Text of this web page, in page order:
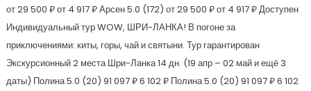
от 29 500 ₽от 4 917 ₽Арсен 5.0 (172) от 29 500 ₽от 4 917 ₽Доступен
Индивидуальный турWOW, ШРИ-ЛАНКА! В погоне за
приключениями: киты, горы, чай и святыни. Тур гарантирован
Экскурсионный 2 места Шри-Ланка14 дн. (19 апр – 02 май и ещё 3
даты) Полина 5.0 (20) 91 097 ₽6 102 ₽ Полина 5.0 (20) 91 097 ₽6 102